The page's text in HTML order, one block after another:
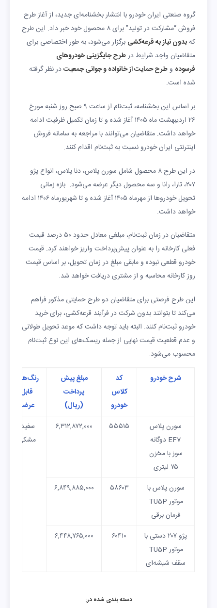
گروه صنعتی ایران خودرو با انتشار بخشنامه‌ای جدید، از آغاز طرح
فروش “مشارکت در تولید” برای ۸ محصول خود خبر داد. این طرح
کهبدون نیاز به قرعه‌کشی برگزار می‌شود، به طور اختصاصی برای
متقاضیان واجد شرایط درطرح جایگزینی خودروهای
فرسوده وطرح حمایت از خانواده و جوانی جمعیتدر نظر گرفته
شده است.
بر اساس این بخشنامه، ثبت‌نام از ساعت ۹ صبح روز شنبه مورخ
۲۶ اردیبهشت ماه ۱۴۰۵ آغاز شده و تا زمان تکمیل ظرفیت ادامه
خواهد داشت. متقاضیان می‌توانند با مراجعه به سامانه فروش
اینترنتی ایران خودرو نسبت به ثبت‌نام اقدام کنند.
در این طرح ۸ محصول شامل سورن پلاس، دنا پلاس، انواع پژو
۲۰۷، تارا، رانا و سه محصول دیگر عرضه می‌شود. بازه زمانی
تحویل خودروها از مهرماه ۱۴۰۵ آغاز شده و تا شهریورماه ۱۴۰۶ ادامه
خواهد داشت.
متقاضیان در زمان ثبت‌نام، مبلغی معادل حدود ۵۰ درصد قیمت
فعلی کارخانه را به عنوان پیش‌پرداخت واریز خواهند کرد. قیمت
خودرو قطعی نبوده و مابقی مبلغ در زمان تحویل، بر اساس قیمت
روز کارخانه محاسبه و از مشتری دریافت خواهد شد.
این طرح فرصتی برای متقاضیان دو طرح حمایتی مذکور فراهم
می‌کند تا بتوانند بدون شرکت در فرآیند قرعه‌کشی، برای خرید
خودرو ثبت‌نام کنند. البته باید توجه داشت که موعد تحویل طولانی
و عدم قطعیت قیمت نهایی از جمله ریسک‌های این نوع ثبت‌نام
محسوب می‌شود.
شرح خودرو
کد
کلاس
خودرو
مبلغ پیش
پرداخت
(ریال)
رنگ‌های
قابل
عرضه
سورن پلاس
EF7 دوگانه
سوز با مخزن
۷۵ لیتری
۵۵۵۱۵ ۶,۳۱۲,۸۷۲,۰۰۰
سفید،
مشکی
سورن پلاس با
موتور TU5P
فرمان برقی
۵۸۶۰۳ ۶,۸۴۹,۸۸۵,۰۰۰
پژو ۲۰۷ دستی با
موتور TU5P
سقف شیشه‌ای
۶۰۴۱۰ ۶,۴۴۸,۷۶۵,۰۰۰
دسته بندی شده در: